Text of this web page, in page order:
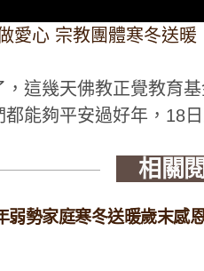
愛心 宗教團體寒冬送暖
這幾天佛教正覺教育
能夠平安過好年，18
相關
弱勢家庭寒冬送暖歲末感